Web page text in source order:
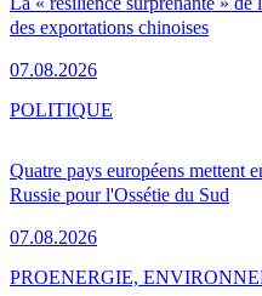
des exportations chinoises
07.08.2026
Quatre pays européens mettent
Russie pour l'Ossétie du Sud
07.08.2026
POLITIQUE
PROENERGIE,